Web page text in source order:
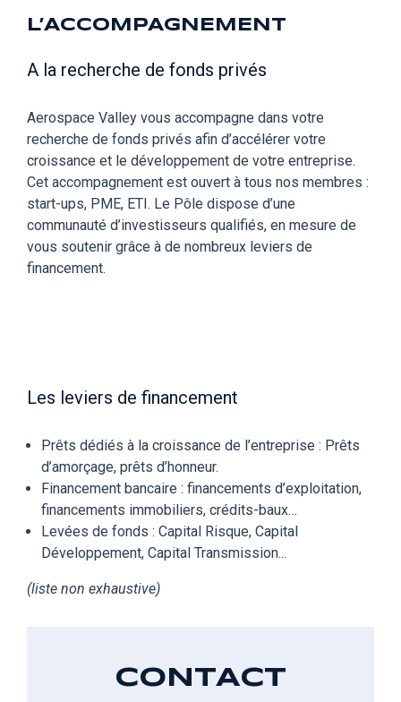
L’ACCOMPAGNEMENT
A la recherche de fonds privés
Aerospace Valley vous accompagne dans votre
recherche de fonds privés afin d’accélérer votre
croissance et le développement de votre entreprise.
Cet accompagnement est ouvert à tous nos membres :
start-ups, PME, ETI. Le Pôle dispose d’une
communauté d’investisseurs qualifiés, en mesure de
vous soutenir grâce à de nombreux leviers de
financement.
Les leviers de financement
Prêts dédiés à la croissance de l’entreprise : Prêts
d’amorçage, prêts d’honneur.
Financement bancaire : financements d’exploitation,
financements immobiliers, crédits-baux…
Levées de fonds : Capital Risque, Capital
Développement, Capital Transmission...
(liste non exhaustive)
CONTACT